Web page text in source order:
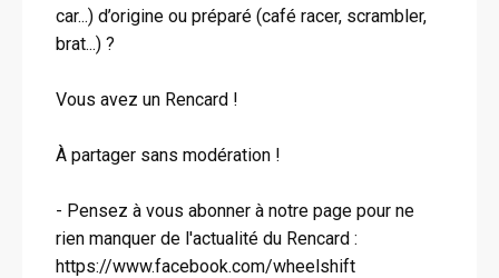
car...) d’origine ou préparé (café racer, scrambler,
brat...) ?
Vous avez un Rencard !
À partager sans modération !
- Pensez à vous abonner à notre page pour ne
rien manquer de l'actualité du Rencard :
https://www.facebook.com/wheelshift